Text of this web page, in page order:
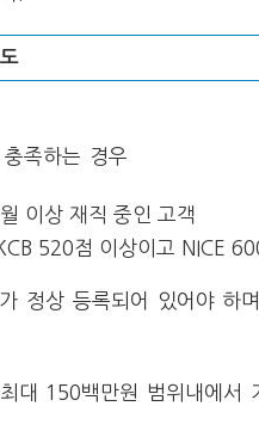
족하는 경우
이상 재직 중인 고객
520점 이상이고 NICE
정상 등록되어 있어야 하
대 150백만원 범위내에서